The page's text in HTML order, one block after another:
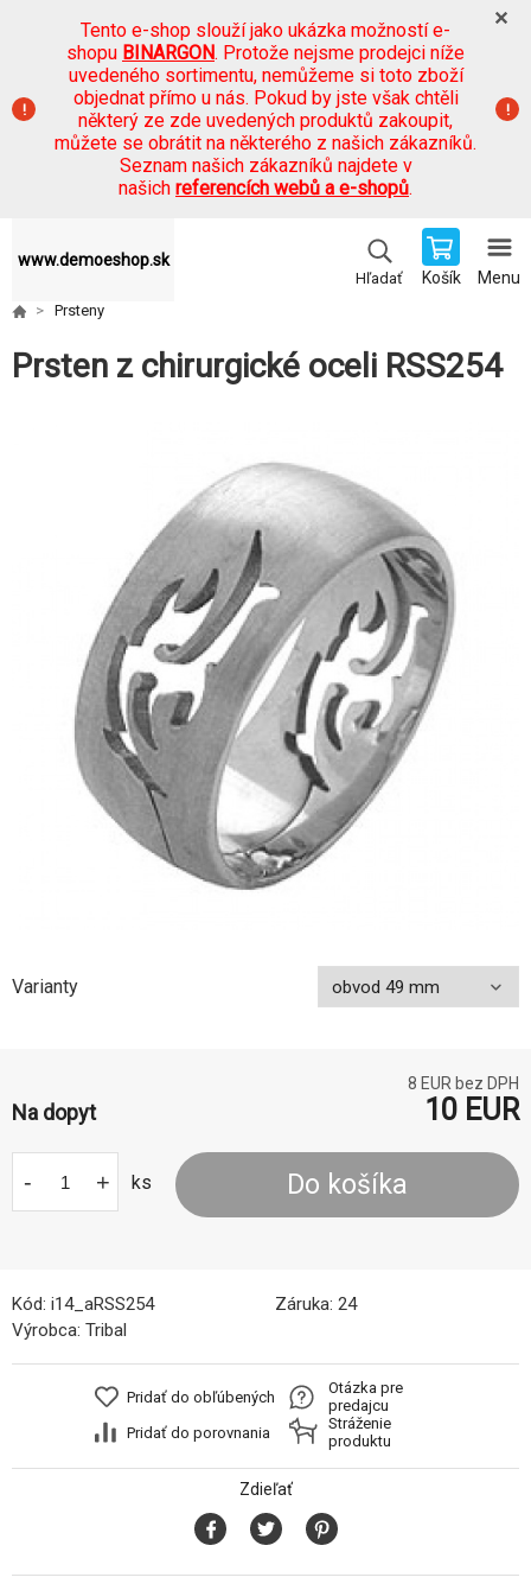
Tento e-shop slouží jako ukázka možností e-
shopu BINARGON. Protože nejsme prodejci níže
uvedeného sortimentu, nemůžeme si toto zboží
objednat přímo u nás. Pokud by jste však chtěli
některý ze zde uvedených produktů zakoupit,
můžete se obrátit na některého z našich zákazníků.
Seznam našich zákazníků najdete v
našich referencích webů a e-shopů.
www.demoeshop.sk
Hľadať Košík Menu
Prsteny
Prsten z chirurgické oceli RSS254
Varianty
8 EUR bez DPH
Na dopyt 10 EUR
- + ks Do košíka
Kód: i14_aRSS254 Záruka: 24
Výrobca: Tribal
Pridať do obľúbených
Pridať do porovnania
Otázka pre
predajcu
Stráženie
produktu
Zdieľať